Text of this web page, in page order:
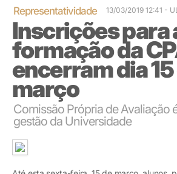
Pós-graduação
Educação a Distância
Pesquisa
Extensão
Infraestrutura e Serviços
Sobre a ULBRA
Representatividade 13/03/2019 12:41 -
Inscrições para
formação da
encerram dia
março
Comissão Própria de Avaliação
gestão da Universidade